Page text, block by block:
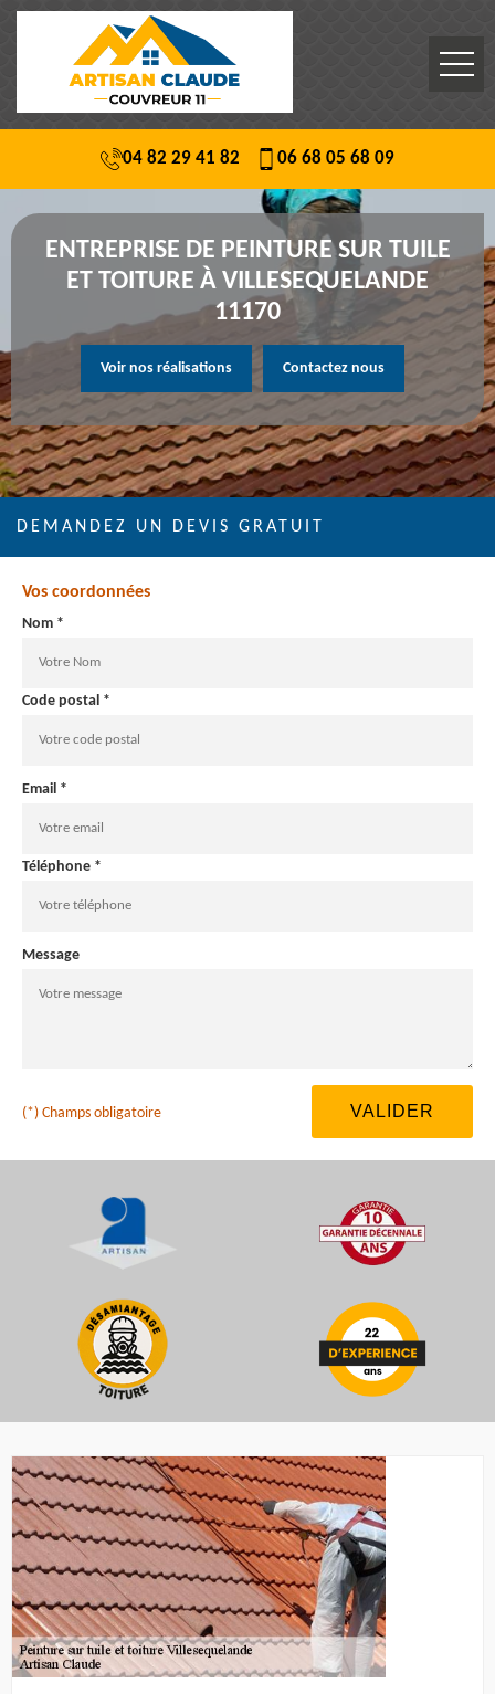
04 82 29 41 82 06 68 05 68 09
ENTREPRISE DE PEINTURE SUR TUILE
ET TOITURE À VILLESEQUELANDE
11170
Voir nos réalisations Contactez nous
DEMANDEZ UN DEVIS GRATUIT
Vos coordonnées
Nom *
Code postal *
Email *
Téléphone *
Message
(*) Champs obligatoire